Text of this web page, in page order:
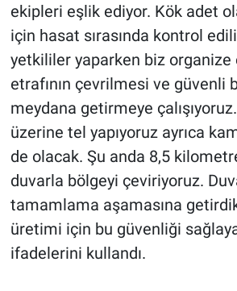
ekipleri eşlik ediyor. Kök adet
için hasat sırasında kontrol
yetkililer yaparken biz organize
etrafının çevrilmesi ve güvenli
meydana getirmeye
üzerine tel yapıyoruz ayrıca
de olacak. Şu anda 8,5
duvarla bölgeyi çeviriyoruz.
tamamlama aşamasına
üretimi için bu güvenliği
ifadelerini kullandı.